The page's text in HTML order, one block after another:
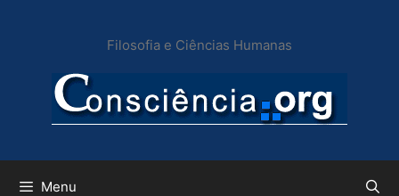
conteúdo
Filosofia e Ciências Humanas
Menu